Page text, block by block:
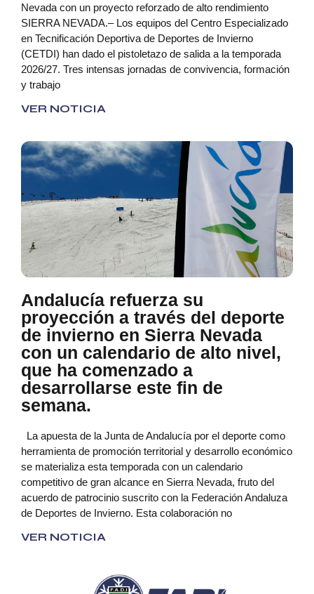
Nevada con un proyecto reforzado de alto rendimiento
SIERRA NEVADA.– Los equipos del Centro Especializado
en Tecnificación Deportiva de Deportes de Invierno
(CETDI) han dado el pistoletazo de salida a la temporada
2026/27. Tres intensas jornadas de convivencia, formación
y trabajo
VER NOTICIA
Andalucía refuerza su
proyección a través del deporte
de invierno en Sierra Nevada
con un calendario de alto nivel,
que ha comenzado a
desarrollarse este fin de
semana.
La apuesta de la Junta de Andalucía por el deporte como
herramienta de promoción territorial y desarrollo económico
se materializa esta temporada con un calendario
competitivo de gran alcance en Sierra Nevada, fruto del
acuerdo de patrocinio suscrito con la Federación Andaluza
de Deportes de Invierno. Esta colaboración no
VER NOTICIA